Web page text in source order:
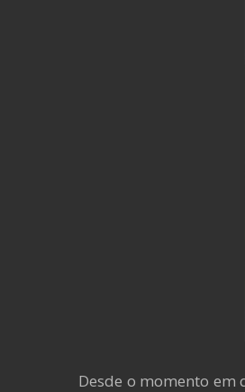
Desde o momento